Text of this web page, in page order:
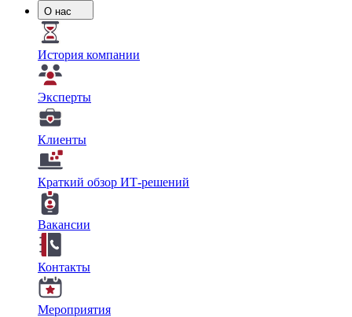
О нас
История компании
Эксперты
Клиенты
Краткий обзор ИТ-решений
Вакансии
Контакты
Мероприятия